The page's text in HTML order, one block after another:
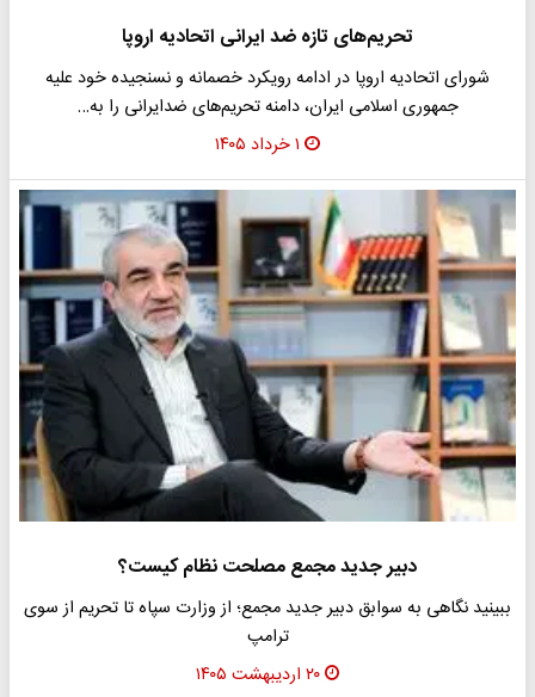
تحریم‌های تازه ضد ایرانی اتحادیه اروپا
شورای اتحادیه اروپا در ادامه رویکرد خصمانه و نسنجیده خود علیه
جمهوری اسلامی ایران، دامنه تحریم‌های ضدایرانی را به…
۱ خرداد ۱۴۰۵
دبیر جدید مجمع مصلحت نظام کیست؟
ببینید نگاهی به سوابق دبیر جدید مجمع؛ از وزارت سپاه تا تحریم از سوی
ترامپ
۲۰ اردیبهشت ۱۴۰۵